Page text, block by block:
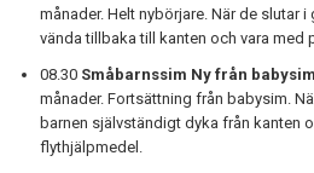
månader. Helt nybörjare. När de slutar
vända tillbaka till kanten och vara med
08.30 Småbarnssim Ny från
månader. Fortsättning från babysim.
barnen självständigt dyka från kanten
flythjälpmedel.